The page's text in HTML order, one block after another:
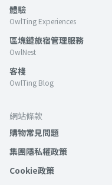
體驗
OwlTing Experiences
區塊鏈旅宿管理服務
OwlNest
客棧
OwlTing Blog
網站條款
購物常見問題
集團隱私權政策
Cookie政策